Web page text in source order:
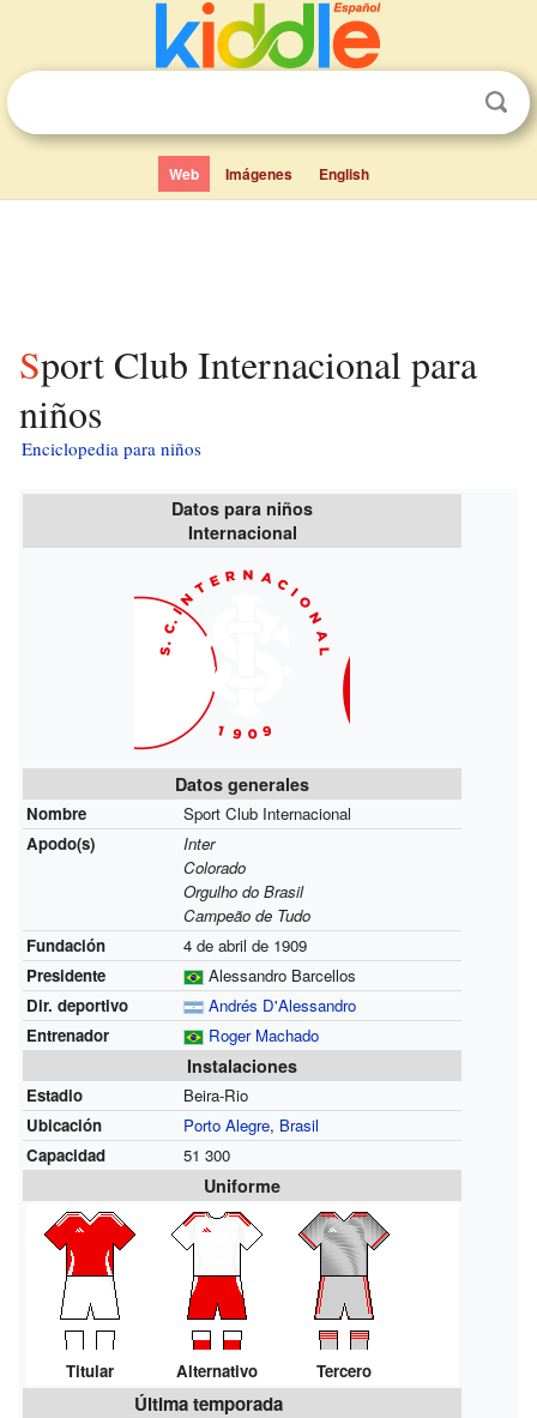
Web Imágenes English
Sport Club Internacional para
niños
Enciclopedia para niños
Datos para niños
Internacional
Datos generales
Nombre
Sport Club Internacional
Apodo(s)
Inter
Colorado
Orgulho do Brasil
Campeão de Tudo
Fundación
4 de abril de 1909
Presidente
Alessandro Barcellos
Dir. deportivo
Andrés D'Alessandro
Entrenador
Roger Machado
Instalaciones
Estadio
Beira-Rio
Ubicación
Porto Alegre, Brasil
Capacidad
51 300
Uniforme
Titular Alternativo Tercero
Última temporada